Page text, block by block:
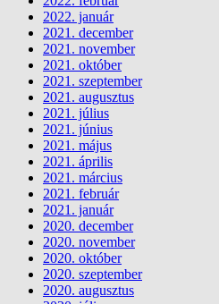
2022. január
2021. december
2021. november
2021. október
2021. szeptember
2021. augusztus
2021. július
2021. június
2021. május
2021. április
2021. március
2021. február
2021. január
2020. december
2020. november
2020. október
2020. szeptember
2020. augusztus